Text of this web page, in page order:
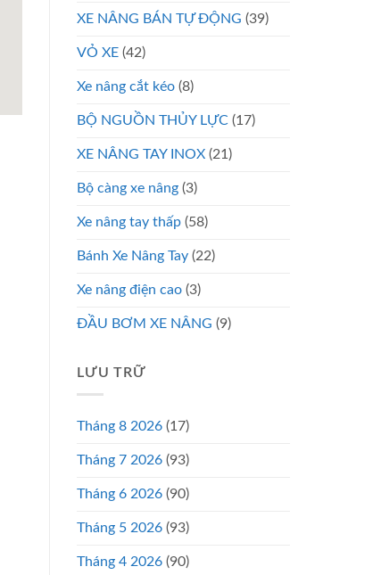
XE NÂNG BÁN TỰ ĐỘNG (39)
VỎ XE (42)
Xe nâng cắt kéo (8)
BỘ NGUỒN THỦY LỰC (17)
XE NÂNG TAY INOX (21)
Bộ càng xe nâng (3)
Xe nâng tay thấp (58)
Bánh Xe Nâng Tay (22)
Xe nâng điện cao (3)
ĐẦU BƠM XE NÂNG (9)
LƯU TRỮ
Tháng 8 2026 (17)
Tháng 7 2026 (93)
Tháng 6 2026 (90)
Tháng 5 2026 (93)
Tháng 4 2026 (90)